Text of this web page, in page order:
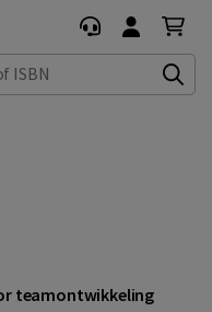
teamontwikkeling